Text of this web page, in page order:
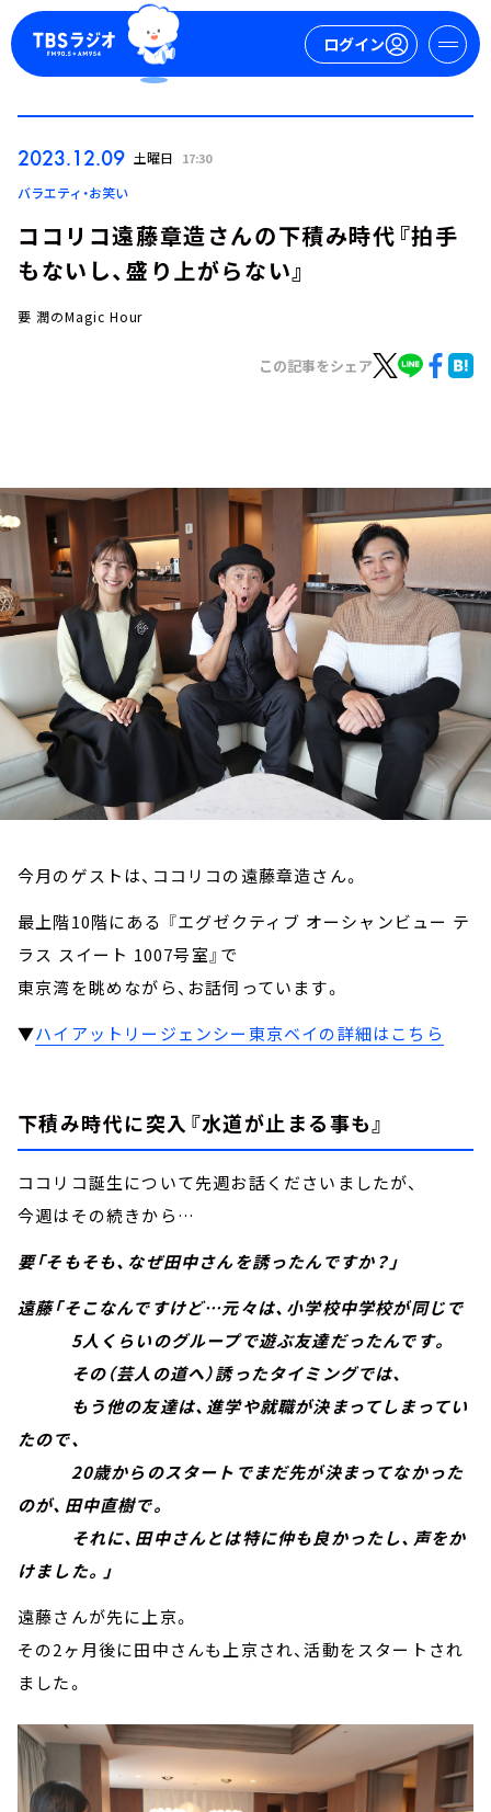
ログイン
ログイン
お知らせ
イベント・グッズ
YouTube
会社情報
2023.12.09 土曜日 17:30
バラエティ・お笑い
ココリコ遠藤章造さんの下積み時代『拍手
もないし、盛り上がらない』
要 潤のMagic Hour
この記事をシェア
今月のゲストは、ココリコの遠藤章造さん。
最上階10階にある 『エグゼクティブ オーシャンビュー テ
ラス スイート 1007号室』で
東京湾を眺めながら、お話伺っています。
▼ハイアットリージェンシー東京ベイの詳細はこちら
下積み時代に突入『水道が止まる事も』
ココリコ誕生について先週お話くださいましたが、
今週はその続きから…
要「そもそも、なぜ田中さんを誘ったんですか？」
遠藤「そこなんですけど…元々は、小学校中学校が同じで
5人くらいのグループで遊ぶ友達だったんです。
その（芸人の道へ）誘ったタイミングでは、
もう他の友達は、進学や就職が決まってしまってい
たので、
20歳からのスタートでまだ先が決まってなかった
のが、田中直樹で。
それに、田中さんとは特に仲も良かったし、声をか
けました。」
遠藤さんが先に上京。
その2ヶ月後に田中さんも上京され、活動をスタートされ
ました。